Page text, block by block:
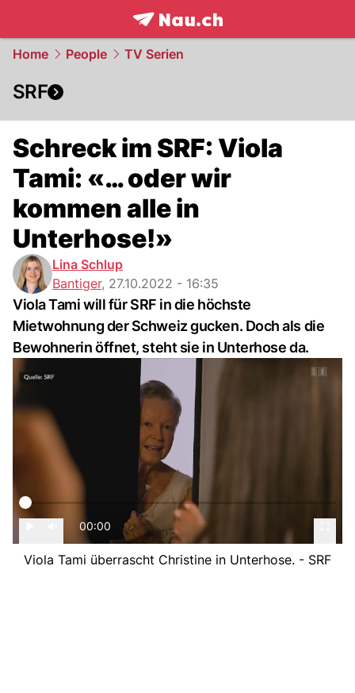
frontpage.NAU.ch
Home People TV Serien
SRF
Schreck im SRF: Viola
Tami: «… oder wir
kommen alle in
Unterhose!»
Lina Schlup
Bantiger, 27.10.2022 - 16:35
Viola Tami will für SRF in die höchste
Mietwohnung der Schweiz gucken. Doch als die
Bewohnerin öffnet, steht sie in Unterhose da.
00:00
Viola Tami überrascht Christine in Unterhose. - SRF